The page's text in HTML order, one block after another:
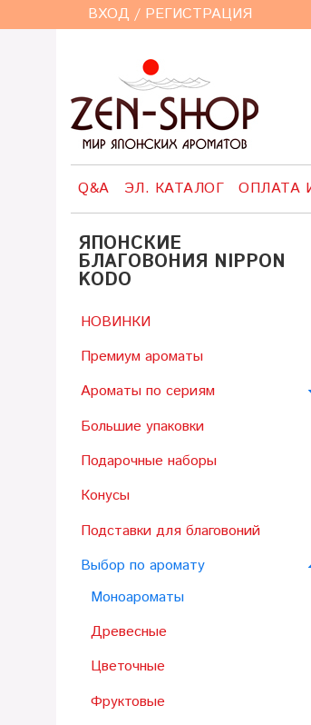
ВХОД / РЕГИСТРАЦИЯ
Q&A ЭЛ. КАТАЛОГ ОПЛАТА
ЯПОНСКИЕ
БЛАГОВОНИЯ NIPPON
KODO
НОВИНКИ
Премиум ароматы
Ароматы по сериям
Большие упаковки
Подарочные наборы
Конусы
Подставки для благовоний
Выбор по аромату
Моноароматы
Древесные
Цветочные
Фруктовые